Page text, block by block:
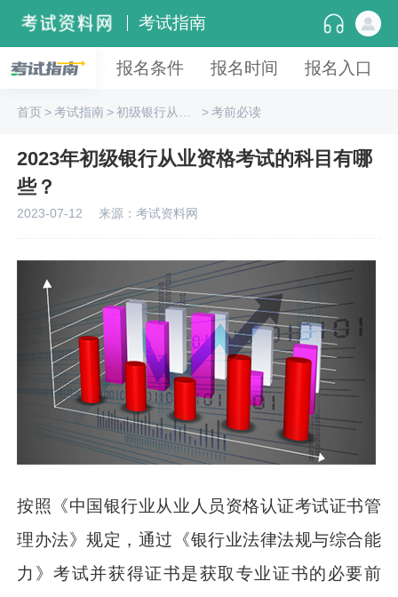
考试指南
报名条件 报名时间 报名入口
首页>考试指南> > 考前必读
2023年初级银行从业资格考试的科目有哪
些？
2023-07-12 来源：考试资料网
按照《中国银行业从业人员资格认证考试证书管
理办法》规定，通过《银行业法律法规与综合能
力》考试并获得证书是获取专业证书的必要前